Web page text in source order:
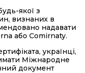
якої з
визнаних в
надавати
або Comirnaty.
українці,
Міжнародне
документ